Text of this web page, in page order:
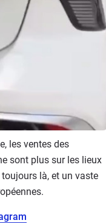
les ventes des
sont plus sur les lieux
là, et un vaste